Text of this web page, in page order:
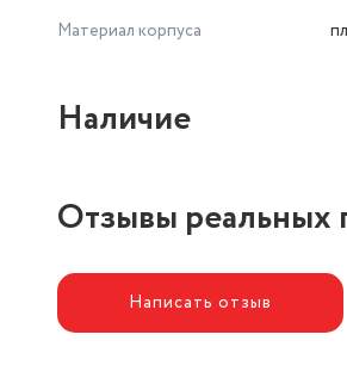
Материал корпуса
Наличие
Отзывы реальных
Написать отзыв